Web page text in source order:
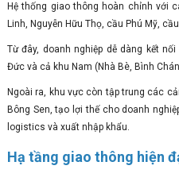
Hệ thống giao thông hoàn chỉnh với
Linh, Nguyễn Hữu Thọ, cầu Phú Mỹ,
Từ đây, doanh nghiệp dễ dàng kết
Đức và cả khu Nam (Nhà Bè, Bình
Ngoài ra, khu vực còn tập trung các
Bông Sen, tạo lợi thế cho doanh
logistics và xuất nhập khẩu.
Hạ tầng giao thông hiện